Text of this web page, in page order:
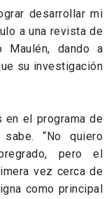
desarrollar mi
a una revista de
Maulén, dando a
su investigación
el programa de
“No quiero
pero el
vez cerca de
como principal